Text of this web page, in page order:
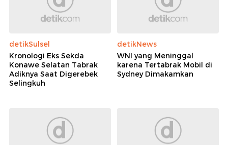
detikSulsel
Kronologi Eks Sekda
Konawe Selatan Tabrak
Adiknya Saat Digerebek
Selingkuh
detikNews
WNI yang Meninggal
karena Tertabrak Mobil di
Sydney Dimakamkan